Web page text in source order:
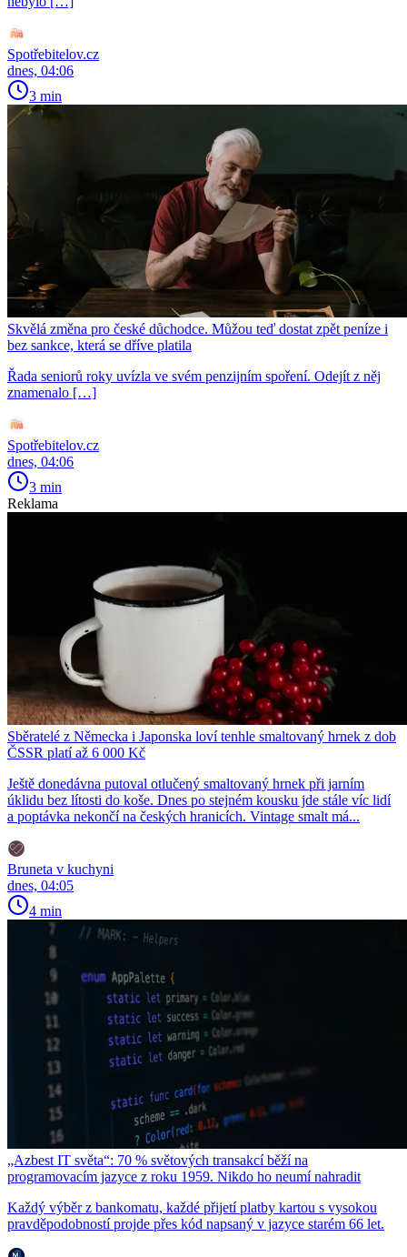
Spotřebitelov.cz
dnes, 04:06
3 min
Skvělá změna pro české důchodce. Můžou teď dostat zpět peníze i
bez sankce, která se dříve platila
Řada seniorů roky uvízla ve svém penzijním spoření. Odejít z něj
znamenalo […]
Spotřebitelov.cz
dnes, 04:06
3 min
Reklama
Sběratelé z Německa i Japonska loví tenhle smaltovaný hrnek z dob
ČSSR platí až 6 000 Kč
Ještě donedávna putoval otlučený smaltovaný hrnek při jarním
úklidu bez lítosti do koše. Dnes po stejném kousku jde stále víc lidí
a poptávka nekončí na českých hranicích. Vintage smalt má...
Bruneta v kuchyni
dnes, 04:05
4 min
„Azbest IT světa“: 70 % světových transakcí běží na
programovacím jazyce z roku 1959. Nikdo ho neumí nahradit
Každý výběr z bankomatu, každé přijetí platby kartou s vysokou
pravděpodobností projde přes kód napsaný v jazyce starém 66 let.